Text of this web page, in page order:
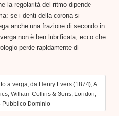
la regolarità del ritmo dipende
se i denti della corona si
anche una frazione di secondo in
non è ben lubrificata, ecco che
perde rapidamente di
a verga, da Henry Evers (1874), A
William Collins & Sons, London,
Pubblico Dominio